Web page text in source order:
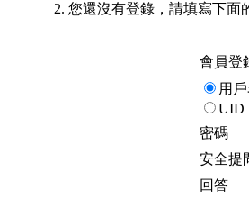
您還沒有登錄，請填寫下面
會員登
用
UID
密碼
安全提
回答